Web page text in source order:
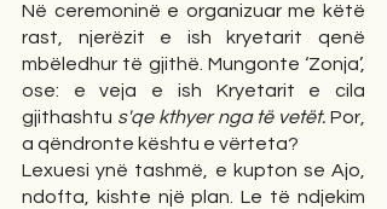
Në ceremoninë e organizuar me këtë
rast, njerëzit e ish kryetarit qenë
mbëledhur të gjithë. Mungonte ‘Zonja’,
ose: e veja e ish Kryetarit e cila
gjithashtu s'qe kthyer nga të vetët. Por,
a qëndronte kështu e vërteta?
Lexuesi ynë tashmë, e kupton se Ajo,
ndofta, kishte një plan. Le të ndjekim